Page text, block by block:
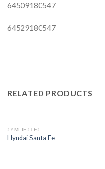
64509180547
64529180547
RELATED PRODUCTS
ΣΥΜΠΙΕΣΤΕΣ
Hyndai Santa Fe